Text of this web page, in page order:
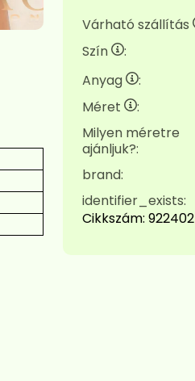
Várható szállítás
Szín
:
Anyag
:
Méret
:
Milyen méretre
ajánljuk?:
brand:
identifier_exists:
Cikkszám: 922402